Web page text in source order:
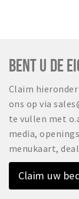
BENT U DE
Claim
ons op via
te vullen met
media,
menukaart,
Claim uw